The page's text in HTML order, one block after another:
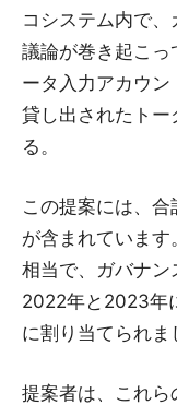
コシステム内で
議論が巻き起こっ
ータ入力アカウ
貸し出されたト
る。
この提案には、
が含まれていま
相当で、ガバナン
2022年と2023年
に割り当てられま
提案者は、これ